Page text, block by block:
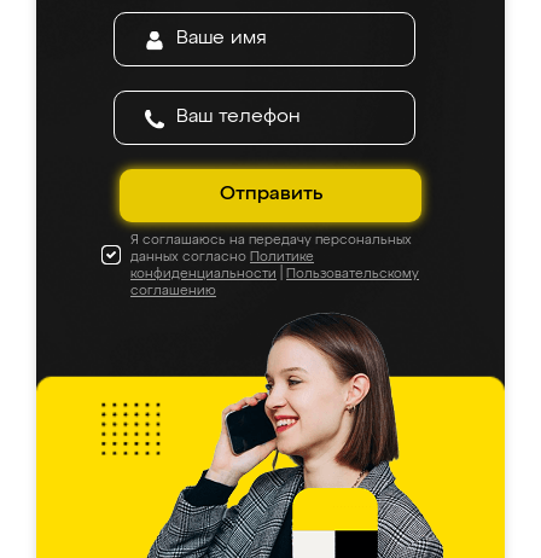
Отправить
Я соглашаюсь на передачу персональных
данных согласно Политике
конфиденциальности
Пользовательскому
соглашению